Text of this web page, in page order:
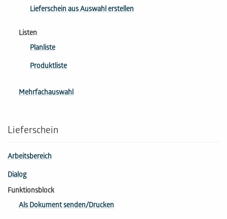
Lieferschein aus Auswahl erstellen
Listen
Planliste
Produktliste
Mehrfachauswahl
Lieferschein
Arbeitsbereich
Dialog
Funktionsblock
Als Dokument senden/Drucken